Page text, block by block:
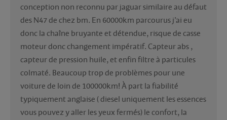
conception non reconnu par jaguar similaire au défaut
des N47 de chez bm. En 60000km parcourus j’ai eu
donc la chaîne bruyante et détendue, risque de casse
moteur donc changement impératif. Capteur abs ,
capteur de pression huile, et enfin filtre à particules
colmaté. Beaucoup trop de problèmes pour une
voiture de loin de 100000km! À part la fiabilité
typiquement anglaise ( diesel uniquement les essences
vous pouvez y aller les yeux fermés) le confort, la